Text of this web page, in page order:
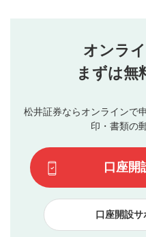
投稿するボタン
星で評価をすると投稿で
動画の評価
です）
行ってください。
当社は、利用者同士、も
ブルによって生じた損害
評価およびコメントは当
ます。掲載されるまでに
てはお答えできません。
て結果のご連絡といたし
下記の項目に該当すると
見合わせる場合がござい
本動画コンテンツ
他者への誹謗中傷
オンライ
まずは無
松井証券ならオンラインで
印・書類の
口座開
口座開設